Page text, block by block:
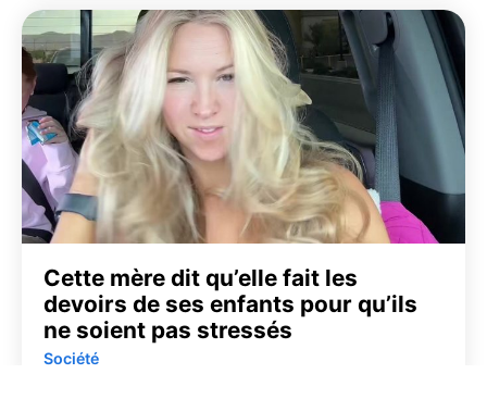
Cette mère dit qu’elle fait les
devoirs de ses enfants pour qu’ils
ne soient pas stressés
Société